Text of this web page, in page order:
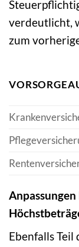
verdeutlicht,
zum
Ebenfalls